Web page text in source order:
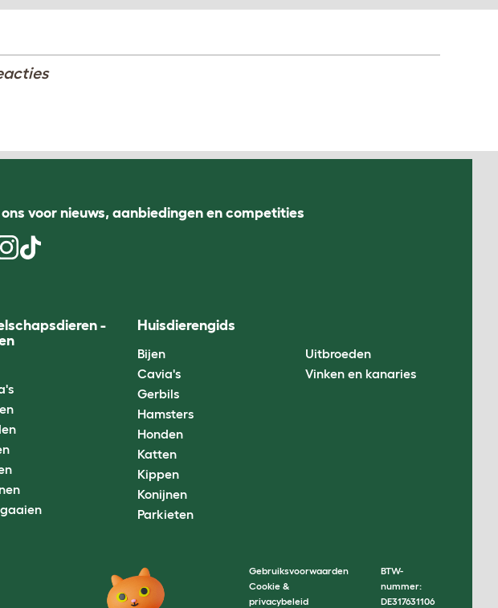
ons voor nieuws, aanbiedingen en competities
-
Huisdierengids
Bijen
Cavia's
Gerbils
Hamsters
Honden
Katten
Kippen
Konijnen
Parkieten
Uitbroeden
Vinken en kanaries
Gebruiksvoorwaarden
Cookie &
privacybeleid
BTW-
nummer:
DE317631106